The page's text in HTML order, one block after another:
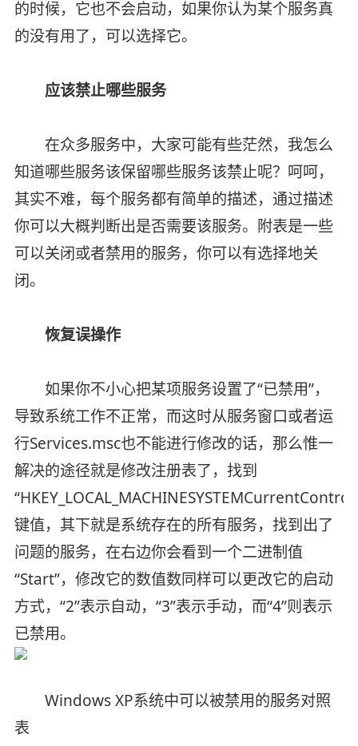
的时候，它也不会启动，如果你认为某个服务真
的没有用了，可以选择它。
应该禁止哪些服务
在众多服务中，大家可能有些茫然，我怎么
知道哪些服务该保留哪些服务该禁止呢？呵呵，
其实不难，每个服务都有简单的描述，通过描述
你可以大概判断出是否需要该服务。附表是一些
可以关闭或者禁用的服务，你可以有选择地关
闭。
恢复误操作
如果你不小心把某项服务设置了“已禁用”，
导致系统工作不正常，而这时从服务窗口或者运
行Services.msc也不能进行修改的话，那么惟一
解决的途径就是修改注册表了，找到
键值，其下就是系统存在的所有服务，找到出了
问题的服务，在右边你会看到一个二进制值
“Start”，修改它的数值数同样可以更改它的启动
方式，“2”表示自动，“3”表示手动，而“4”则表示
已禁用。
Windows XP系统中可以被禁用的服务对照
表